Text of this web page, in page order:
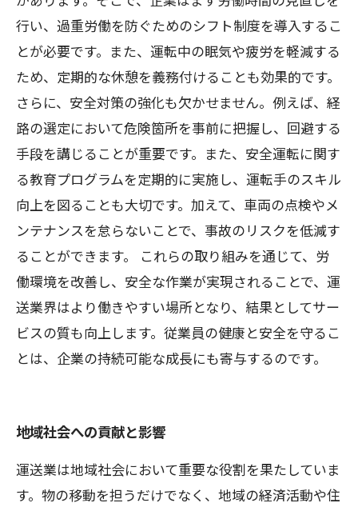
行い、過重労働を防ぐためのシフト制度を導入するこ
とが必要です。また、運転中の眠気や疲労を軽減する
ため、定期的な休憩を義務付けることも効果的です。
さらに、安全対策の強化も欠かせません。例えば、経
路の選定において危険箇所を事前に把握し、回避する
手段を講じることが重要です。また、安全運転に関す
る教育プログラムを定期的に実施し、運転手のスキル
向上を図ることも大切です。加えて、車両の点検やメ
ンテナンスを怠らないことで、事故のリスクを低減す
ることができます。 これらの取り組みを通じて、労
働環境を改善し、安全な作業が実現されることで、運
送業界はより働きやすい場所となり、結果としてサー
ビスの質も向上します。従業員の健康と安全を守るこ
とは、企業の持続可能な成長にも寄与するのです。
地域社会への貢献と影響
運送業は地域社会において重要な役割を果たしていま
す。物の移動を担うだけでなく、地域の経済活動や住